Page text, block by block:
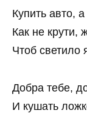
Купить авто,
Как не крути,
Чтоб светило
Добра тебе,
И кушать